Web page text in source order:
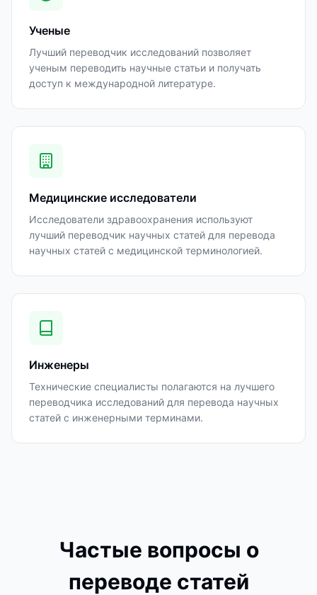
Ученые
Лучший переводчик исследований позволяет
ученым переводить научные статьи и получать
доступ к международной литературе.
Медицинские исследователи
Исследователи здравоохранения используют
лучший переводчик научных статей для перевода
научных статей с медицинской терминологией.
Инженеры
Технические специалисты полагаются на лучшего
переводчика исследований для перевода научных
статей с инженерными терминами.
Частые вопросы о
переводе статей